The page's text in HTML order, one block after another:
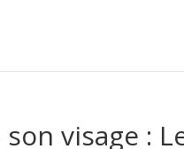
visage :